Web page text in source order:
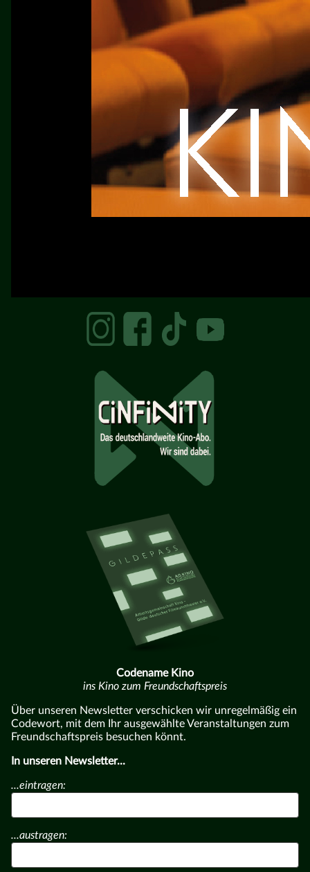
Codename Kino
ins Kino zum Freundschaftspreis
Über unseren Newsletter verschicken wir unregelmäßig ein
Codewort, mit dem Ihr ausgewählte Veranstaltungen zum
Freundschaftspreis besuchen könnt.
In unseren Newsletter...
...eintragen:
...austragen: